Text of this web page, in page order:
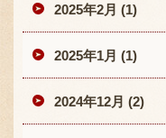
2025年2月 (1)
2025年1月 (1)
2024年12月 (2)